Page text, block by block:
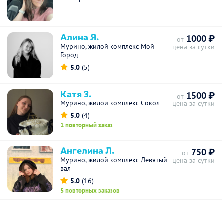
Алина Я.
Мурино, жилой комплекс Мой
Город
5.0 (5)
от 1000 ₽
цена за сутки
Катя З.
Мурино, жилой комплекс Сокол
5.0 (4)
1 повторный заказ
от 1500 ₽
цена за сутки
Ангелина Л.
Мурино, жилой комплекс Девятый
вал
5.0 (16)
5 повторных заказов
от 750 ₽
цена за сутки